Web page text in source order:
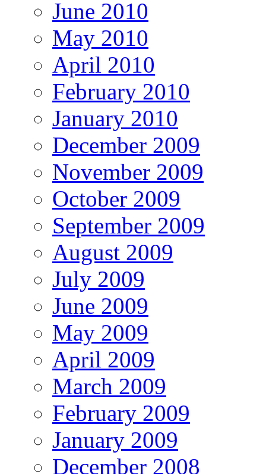
June 2010
May 2010
April 2010
February 2010
January 2010
December 2009
November 2009
October 2009
September 2009
August 2009
July 2009
June 2009
May 2009
April 2009
March 2009
February 2009
January 2009
December 2008